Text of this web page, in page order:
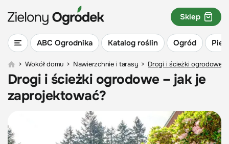
ABC Ogrodnika Katalog roślin Ogród
Sklep
> Wokół domu > Nawierzchnie i tarasy > Drogi i ścieżki ogrodowe
Drogi i ścieżki ogrodowe – jak je
zaprojektować?